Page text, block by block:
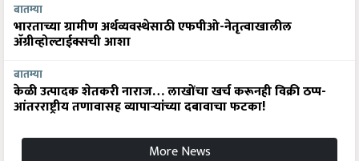
बातम्या
भारताच्या ग्रामीण अर्थव्यवस्थेसाठी एफपीओ-नेतृत्वाखालील
अ‍ॅग्रीव्होल्टाईक्सची आशा
बातम्या
केळी उत्पादक शेतकरी नाराज… लाखोंचा खर्च करूनही विक्री ठप्प-
आंतरराष्ट्रीय तणावासह व्यापाऱ्यांच्या दबावाचा फटका!
More News